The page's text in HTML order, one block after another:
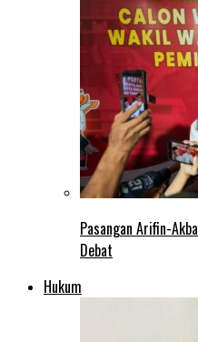
Pasangan Arifin-
Debat
Hukum